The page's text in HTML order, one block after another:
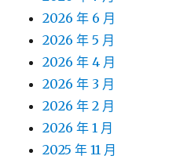
2026 年 6 月
2026 年 5 月
2026 年 4 月
2026 年 3 月
2026 年 2 月
2026 年 1 月
2025 年 11 月